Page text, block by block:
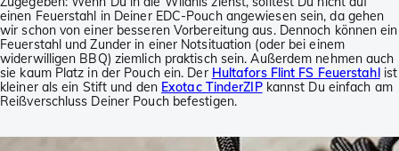
einen Feuerstahl in Deiner EDC-Pouch angewiesen sein, da gehen
wir schon von einer besseren Vorbereitung aus. Dennoch können ein
Feuerstahl und Zunder in einer Notsituation (oder bei einem
widerwilligen BBQ) ziemlich praktisch sein. Außerdem nehmen auch
sie kaum Platz in der Pouch ein. Der Hultafors Flint FS Feuerstahlist
kleiner als ein Stift und den Exotac TinderZIPkannst Du einfach am
Reißverschluss Deiner Pouch befestigen.